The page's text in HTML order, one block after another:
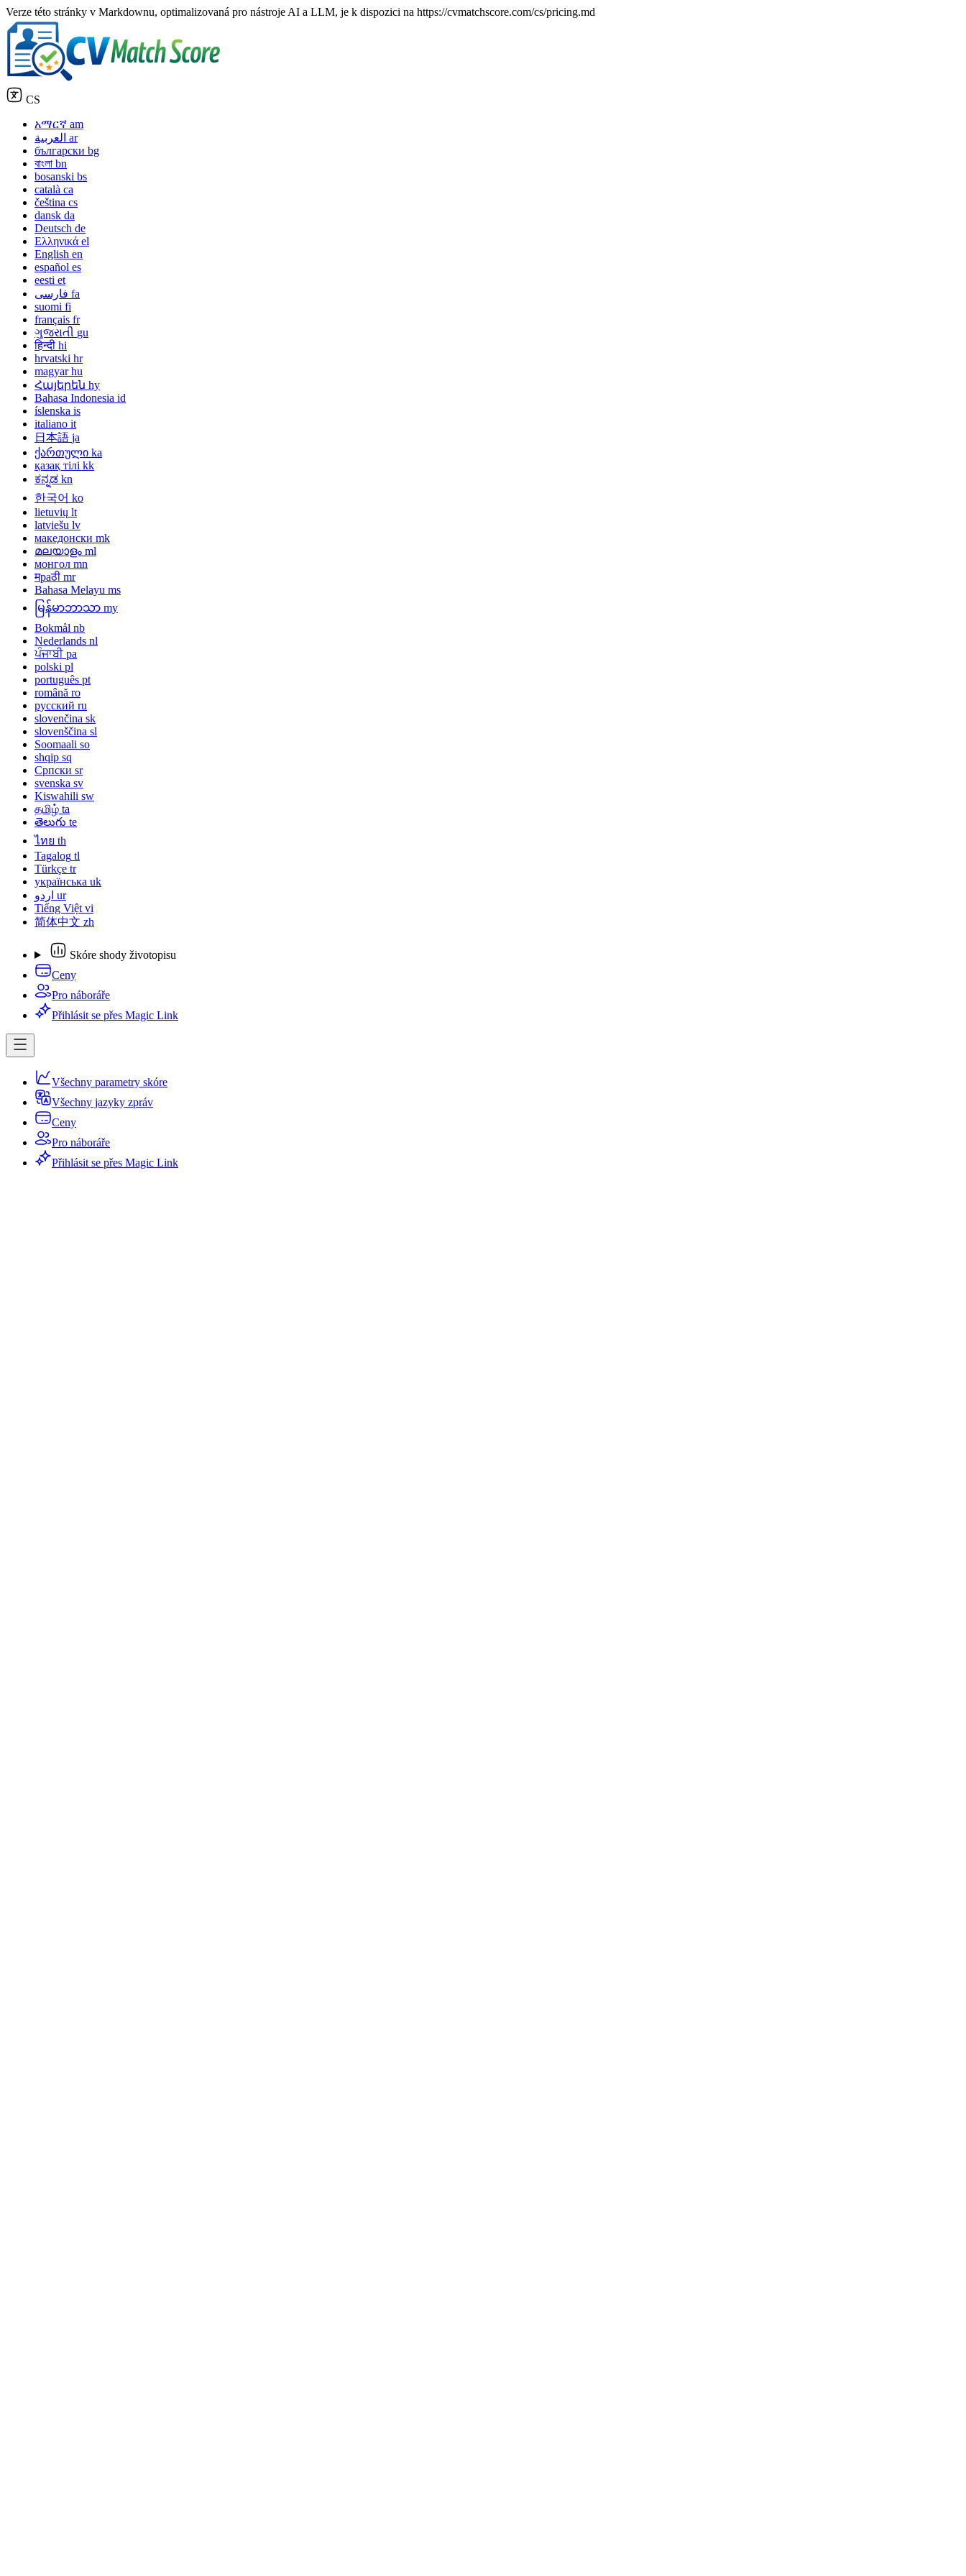
Verze této stránky v Markdownu, optimalizovaná pro nástroje AI a LLM, je k dispozici na https://cvmatchscore.com/cs/pricing.md
CS
አማርኛ am
العربية ar
български bg
বাংলা bn
bosanski bs
català ca
čeština cs
dansk da
Deutsch de
Ελληνικά el
English en
español es
eesti et
فارسی fa
suomi fi
français fr
ગુજરાતી gu
हिन्दी hi
hrvatski hr
magyar hu
Հայերեն hy
Bahasa Indonesia id
íslenska is
italiano it
日本語 ja
ქართული ka
қазақ тілі kk
ಕನ್ನಡ kn
한국어 ko
lietuvių lt
latviešu lv
македонски mk
മലയാളം ml
монгол mn
मраठी mr
Bahasa Melayu ms
မြန်မာဘာသာ my
Bokmål nb
Nederlands nl
ਪੰਜਾਬੀ pa
polski pl
português pt
română ro
русский ru
slovenčina sk
slovenščina sl
Soomaali so
shqip sq
Српски sr
svenska sv
Kiswahili sw
தமிழ் ta
తెలుగు te
ไทย th
Tagalog tl
Türkçe tr
українська uk
اردو ur
Tiếng Việt vi
简体中文 zh
Skóre shody životopisu
Ceny
Pro náboráře
Přihlásit se přes Magic Link
Všechny parametry skóre
Všechny jazyky zpráv
Ceny
Pro náboráře
Přihlásit se přes Magic Link